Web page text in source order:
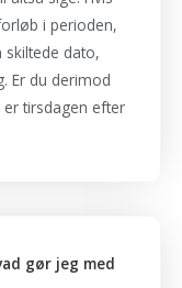
i perioden,
skiltede dato,
Er du derimod
tirsdagen efter
gør jeg med